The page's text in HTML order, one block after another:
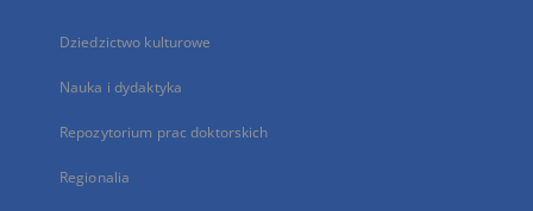
Dziedzictwo kulturowe
Nauka i dydaktyka
Repozytorium prac doktorskich
Regionalia